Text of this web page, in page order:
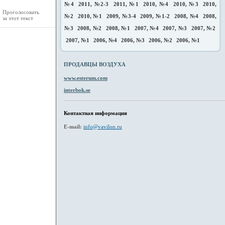
Проголосовать
за этот текст
№4
2011, №2-3 2011, №1 2010, №4 2010, №3
2010,
№2
2010, №1 2009, №3-4 2009, №1-2 2008, №4
2008,
№3
2008, №2 2008, №1 2007, №4 2007, №3
2007, №2
2007, №1
2006, №4 2006, №3 2006, №2 2006, №1
ПРОДАВЦЫ ВОЗДУХА
www.esterum.com
interbok.se
Контактная информация
E-mail: info@vavilon.ru